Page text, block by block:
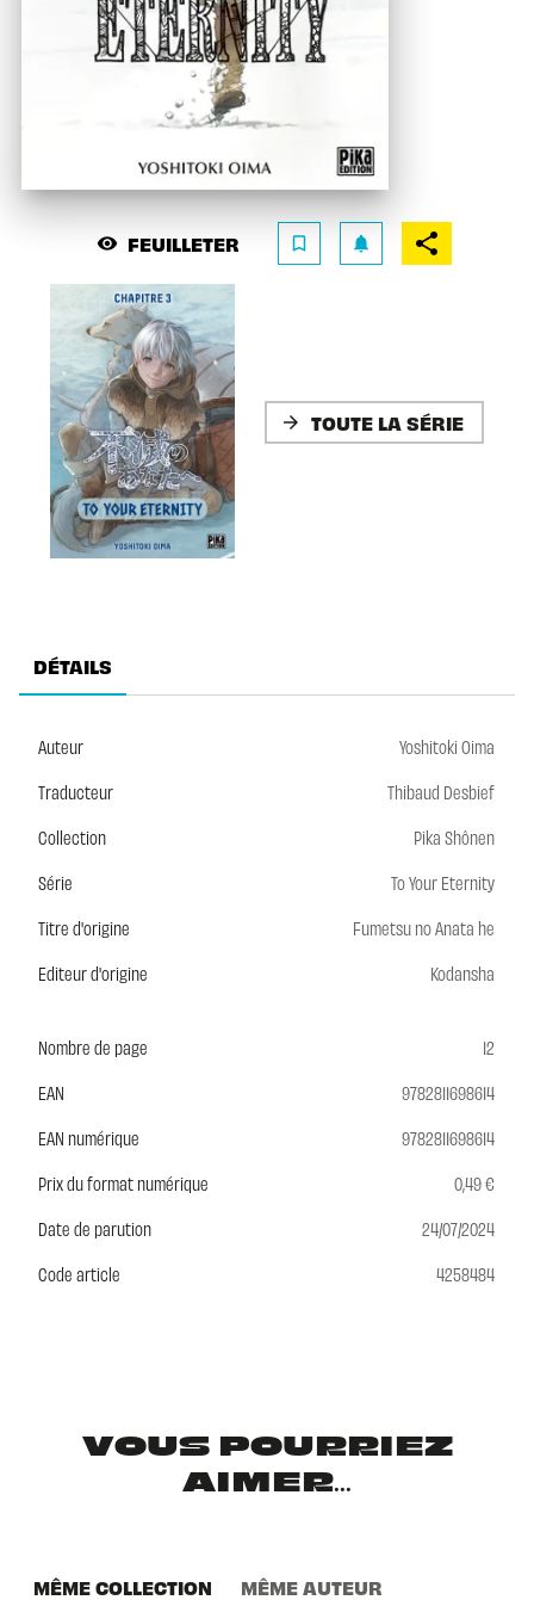
visibility FEUILLETER bookmark_border notifications
arrow_forward TOUTE LA SÉRIE
DÉTAILS
Auteur
Yoshitoki Oima
Traducteur
Thibaud Desbief
Collection
Pika Shônen
Série
To Your Eternity
Titre d'origine
Fumetsu no Anata he
Editeur d'origine
Kodansha
Nombre de page
12
EAN
9782811698614
EAN numérique
9782811698614
Prix du format numérique
0,49 €
Date de parution
24/07/2024
Code article
4258484
VOUS POURRIEZ
AIMER...
MÊME COLLECTION MÊME AUTEUR